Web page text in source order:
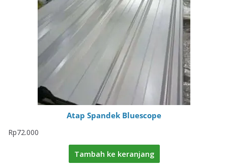
Atap Spandek Bluescope
Rp72.000
Tambah ke keranjang